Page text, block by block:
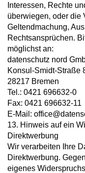
Interessen, Rechte
überwiegen, oder die
Geltendmachung,
Rechtsansprüchen.
möglichst an:
datenschutz nord
Konsul-Smidt-Straße
28217 Bremen
Tel.: 0421 696632-0
Fax: 0421 696632-11
E-Mail:
13. Hinweis auf ein
Direktwerbung
Wir verarbeiten Ihre
Direktwerbung.
eigenes